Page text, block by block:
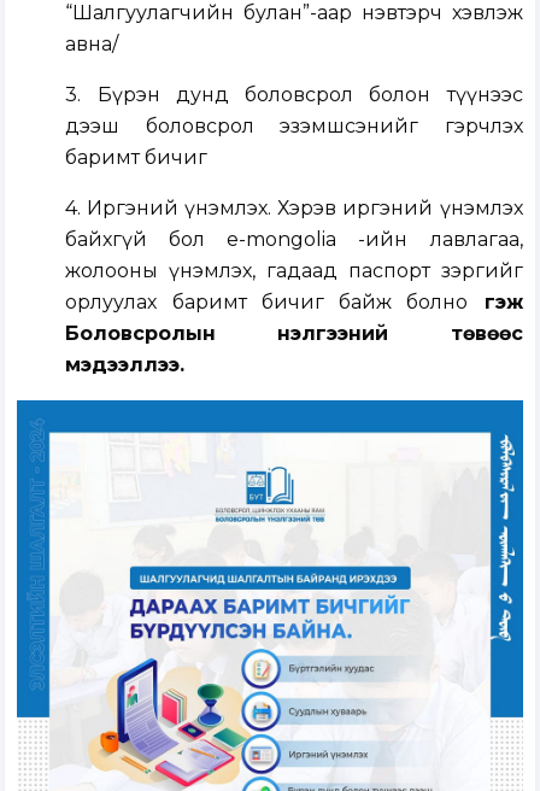
“Шалгуулагчийн булан”-аар нэвтэрч хэвлэж
авна/
3. Бүрэн дунд боловсрол болон түүнээс
дээш боловсрол эзэмшсэнийг гэрчлэх
баримт бичиг
4. Иргэний үнэмлэх. Хэрэв иргэний үнэмлэх
байхгүй бол e-mongolia -ийн лавлагаа,
жолооны үнэмлэх, гадаад паспорт зэргийг
орлуулах баримт бичиг байж болно гэж
Боловсролын үнэлгээний төвөөс
мэдээллээ.